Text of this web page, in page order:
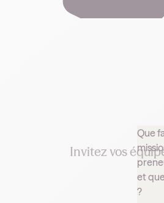
Invitez vos
Importez vos équipes
votre vivier de
rapidement les
Que
et
?